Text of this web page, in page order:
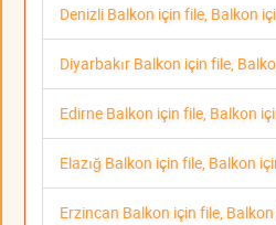
Denizli Balkon için file, Balkon
Diyarbakır Balkon için file,
Edirne Balkon için file, Balkon
Elazığ Balkon için file, Balkon
Erzincan Balkon için file,